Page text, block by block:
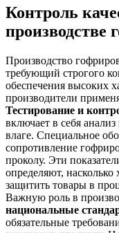
Контроль
производстве
Производство
требующий строгого
обеспечения высоких
производители
Тестирование и
включает в себя
влаге. Специальное
сопротивление
проколу. Эти
определяют,
защитить товары в
Важную роль в
национальные
обязательные